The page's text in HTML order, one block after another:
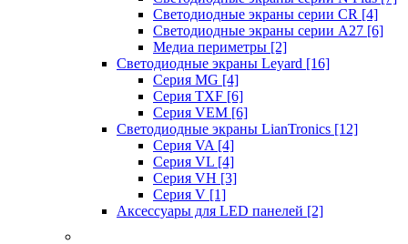
Светодиодные экраны серии CR [4]
Светодиодные экраны серии А27 [6]
Медиа периметры [2]
Светодиодные экраны Leyard [16]
Серия MG [4]
Серия TXF [6]
Серия VEM [6]
Светодиодные экраны LianTronics [12]
Серия VA [4]
Серия VL [4]
Серия VH [3]
Серия V [1]
Аксессуары для LED панелей [2]